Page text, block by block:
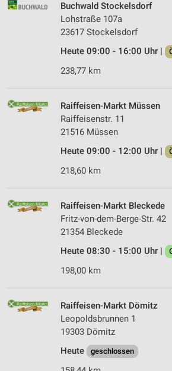
Buchwald Stockelsdorf
Lohstraße 107a
23617 Stockelsdorf
Heute 09:00 - 16:00 Uhr |
238,77 km
Raiffeisen-Markt Müssen
Raiffeisenstr. 11
21516 Müssen
Heute 09:00 - 12:00 Uhr |
218,60 km
Raiffeisen-Markt Bleckede
Fritz-von-dem-Berge-Str. 42
21354 Bleckede
Heute 08:30 - 15:00 Uhr |
198,00 km
Raiffeisen-Markt Dömitz
Leopoldsbrunnen 1
19303 Dömitz
Heute
geschlossen